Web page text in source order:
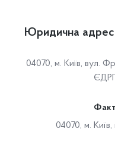
Юридична
04070, м. Київ, вул.
04070, м. Київ,